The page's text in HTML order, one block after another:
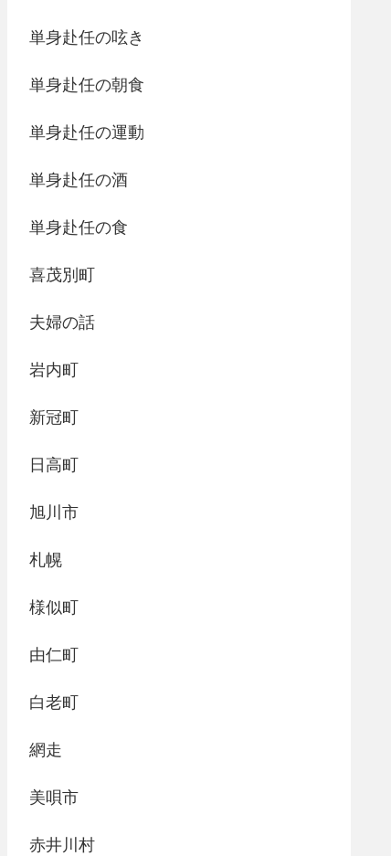
単身赴任の呟き
単身赴任の朝食
単身赴任の運動
単身赴任の酒
単身赴任の食
喜茂別町
夫婦の話
岩内町
新冠町
日高町
旭川市
札幌
様似町
由仁町
白老町
網走
美唄市
赤井川村